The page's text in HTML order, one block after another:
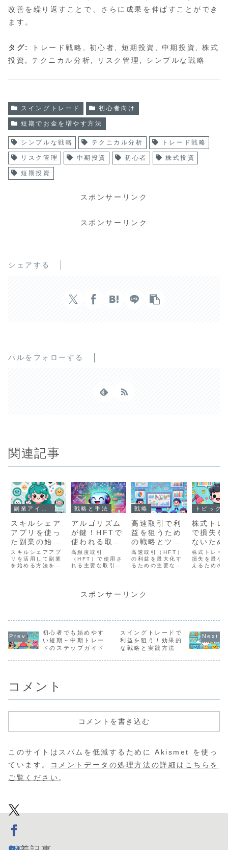
改善を繰り返すことで、さらに成果を伸ばすことができ
ます。
タグ:
トレード戦略, 初心者, 短期投資, 中期投資, 株式
投資, テクニカル分析, リスク管理, シンプルな戦略
スイングトレード 初心者向け
短期でお金を増やす方法
シンプルな戦略 テクニカル分析 トレード戦略
リスク管理 中期投資 初心者 株式投資
短期投資
スポンサーリンク
スポンサーリンク
シェアする
パルをフォローする
関連記事
スキルシェア
アプリを使っ
た副業の始め
方
スキルシェアアプ
リを活用して副業
を始める方法を解
戦略と手法
アルゴリズム
が鍵！HFTで
使われる取引
戦略の具体例
高頻度取引
（HFT）で使用さ
れる主要な取引戦
ジ、スキャルピン
グなどの手法を具
戦略
高速取引で利
益を狙うため
の戦略とツー
ルの基本
高速取引（HFT）
の利益を最大化す
るための主要な戦
ム取引、リスク管
理ツールなど初心
トピック
株式トレ
で損失を
ないため
スク管理
株式トレー
損失を最小
えるための
スポンサーリンク
初心者でも始めやす
い短期～中期トレー
ドのステップガイド
スイングトレードで
利益を狙う！効果的
な戦略と実践方法
コメント
コメントを書き込む
このサイトはスパムを低減するために Akismet を使っ
ています。
コメントデータの処理方法の詳細はこちらを
ご覧ください 。